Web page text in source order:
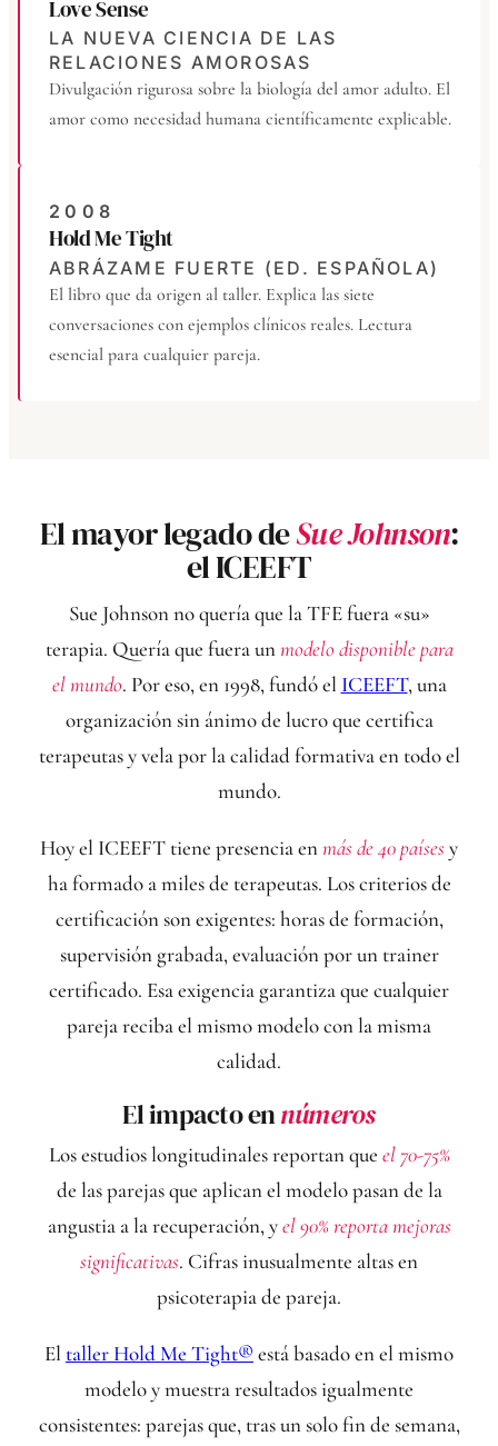
2008
Hold Me Tight
ABRÁZAME FUERTE (ED. ESPAÑOLA)
El libro que da origen al taller. Explica las siete
conversaciones con ejemplos clínicos reales. Lectura
esencial para cualquier pareja.
Love Sense
LA NUEVA CIENCIA DE LAS
RELACIONES AMOROSAS
Divulgación rigurosa sobre la biología del amor adulto. El
amor como necesidad humana científicamente explicable.
El mayor legado deSue Johnson:
el ICEEFT
Sue Johnson no quería que la TFE fuera «su»
terapia. Quería que fuera unmodelo disponible para
el mundo. Por eso, en 1998, fundó el ICEEFT, una
organización sin ánimo de lucro que certifica
terapeutas y vela por la calidad formativa en todo el
mundo.
Hoy el ICEEFT tiene presencia enmás de 40 paísesy
ha formado a miles de terapeutas. Los criterios de
certificación son exigentes: horas de formación,
supervisión grabada, evaluación por un trainer
certificado. Esa exigencia garantiza que cualquier
pareja reciba el mismo modelo con la misma
calidad.
El impacto ennúmeros
Los estudios longitudinales reportan que el 70-75%
de las parejas que aplican el modelo pasan de la
angustia a la recuperación, yel 90% reporta mejoras
significativas. Cifras inusualmente altas en
psicoterapia de pareja.
El taller Hold Me Tight® está basado en el mismo
modelo y muestra resultados igualmente
consistentes: parejas que, tras un solo fin de semana,